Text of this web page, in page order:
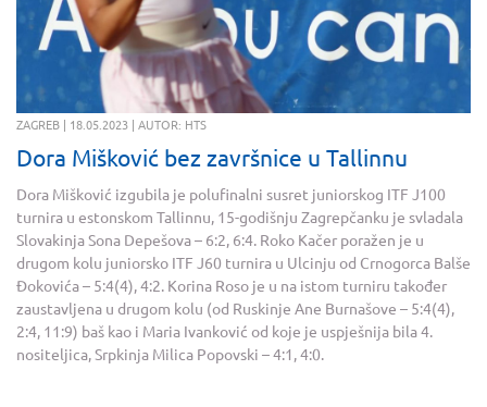
ZAGREB | 18.05.2023 | AUTOR: HTS
Dora Mišković bez završnice u Tallinnu
Dora Mišković izgubila je polufinalni susret juniorskog ITF J100
turnira u estonskom Tallinnu, 15-godišnju Zagrepčanku je svladala
Slovakinja Sona Depešova – 6:2, 6:4. Roko Kačer poražen je u
drugom kolu juniorsko ITF J60 turnira u Ulcinju od Crnogorca Balše
Đokovića – 5:4(4), 4:2. Korina Roso je u na istom turniru također
zaustavljena u drugom kolu (od Ruskinje Ane Burnašove – 5:4(4),
2:4, 11:9) baš kao i Maria Ivanković od koje je uspješnija bila 4.
nositeljica, Srpkinja Milica Popovski – 4:1, 4:0.